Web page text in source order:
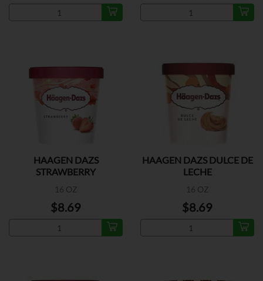
HAAGEN DAZS
STRAWBERRY
16 OZ
$8.69
HAAGEN DAZS DULCE DE
LECHE
16 OZ
$8.69